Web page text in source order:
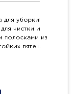
для уборки!
чистки и
полосками из
пятен.